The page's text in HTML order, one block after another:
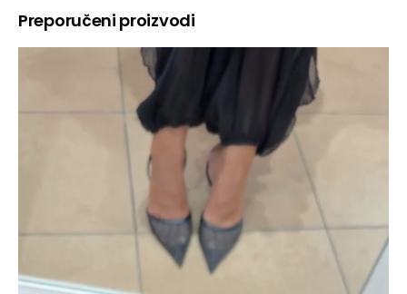
Preporučeni proizvodi